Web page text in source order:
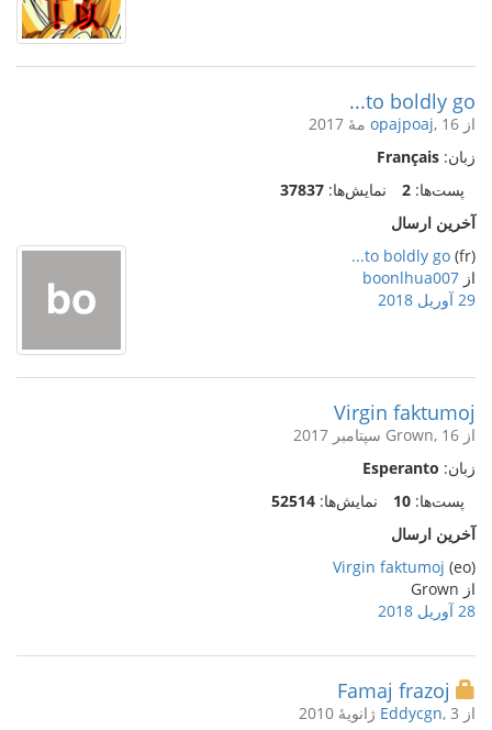
to boldly go...
از opajpoaj, 16 مهٔ 2017
زبان: Français
پست‌ها: 2 نمایش‌ها: 37837
آخرین ارسال
(fr)
to boldly go...
از boonlhua007
29 آوریل 2018
Virgin faktumoj
از Grown, 16 سپتامبر 2017
زبان: Esperanto
پست‌ها: 10 نمایش‌ها: 52514
آخرین ارسال
(eo)
Virgin faktumoj
از Grown
28 آوریل 2018
Famaj frazoj
از Eddycgn, 3 ژانویهٔ 2010